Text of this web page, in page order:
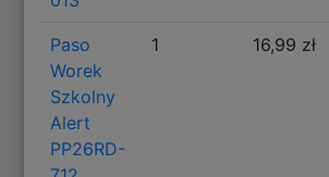
Paso
Worek
Szkolny
Alert
PP26RD-
1 16,99 zł